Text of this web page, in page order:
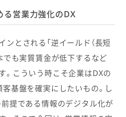
る営業力強化のDX
とされる「逆イールド（長短
でも実質賃金が低下するなど
。こういう時こそ企業はDXの
基盤を確実にしたいもの。し
提である情報のデジタル化が